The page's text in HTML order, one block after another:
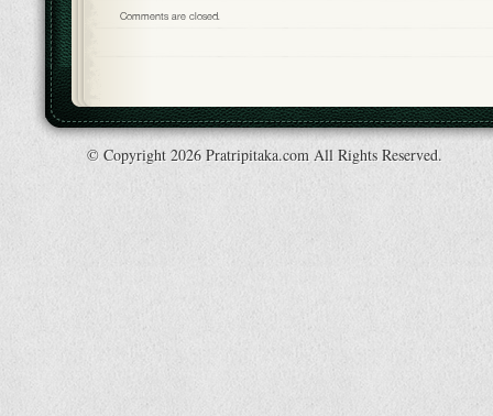
Comments are closed.
© Copyright 2026 Pratripitaka.com All Rights Reserved.